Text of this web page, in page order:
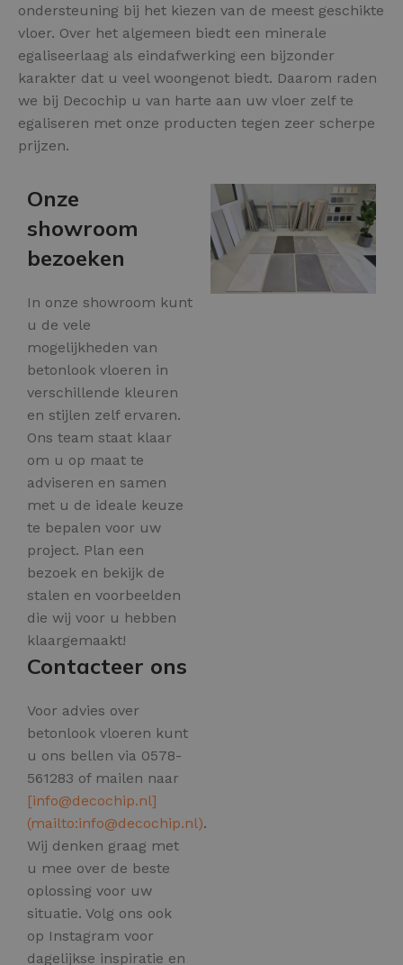
ondersteuning bij het kiezen van de meest geschikte
vloer. Over het algemeen biedt een minerale
egaliseerlaag als eindafwerking een bijzonder
karakter dat u veel woongenot biedt. Daarom raden
we bij Decochip u van harte aan uw vloer zelf te
egaliseren met onze producten tegen zeer scherpe
prijzen.
Onze
showroom
bezoeken
In onze showroom kunt
u de vele
mogelijkheden van
betonlook vloeren in
verschillende kleuren
en stijlen zelf ervaren.
Ons team staat klaar
om u op maat te
adviseren en samen
met u de ideale keuze
te bepalen voor uw
project. Plan een
bezoek en bekijk de
stalen en voorbeelden
die wij voor u hebben
klaargemaakt!
Contacteer ons
Voor advies over
betonlook vloeren kunt
u ons bellen via 0578-
561283 of mailen naar
[info@decochip.nl]
(mailto:info@decochip.nl).
Wij denken graag met
u mee over de beste
oplossing voor uw
situatie. Volg ons ook
op Instagram voor
dagelijkse inspiratie en